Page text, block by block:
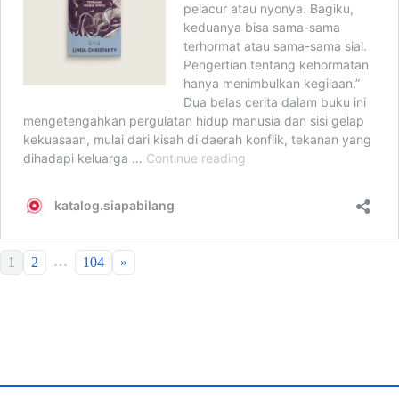
1 2 … 104 »